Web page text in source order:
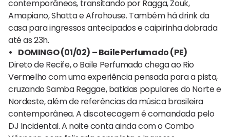
contemporâneos, transitando por Ragga, Zouk,
Amapiano, Shatta e Afrohouse. Também há drink da
casa para ingressos antecipados e caipirinha dobrada
até as 23h.
• DOMINGO (01/02) – Baile Perfumado (PE)
Direto de Recife, o Baile Perfumado chega ao Rio
Vermelho com uma experiência pensada para a pista,
cruzando Samba Reggae, batidas populares do Norte e
Nordeste, além de referências da música brasileira
contemporânea. A discotecagem é comandada pelo
DJ Incidental. A noite conta ainda com o Combo